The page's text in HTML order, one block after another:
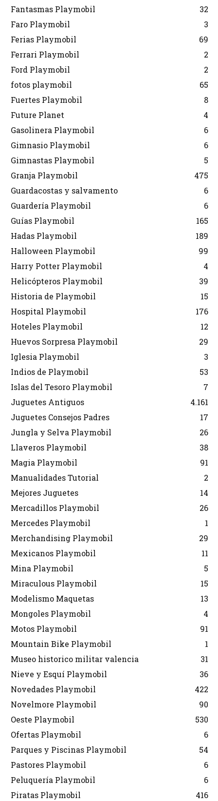
Fantasmas Playmobil
32
Faro Playmobil
3
Ferias Playmobil
69
Ferrari Playmobil
2
Ford Playmobil
2
fotos playmobil
65
Fuertes Playmobil
8
Future Planet
4
Gasolinera Playmobil
6
Gimnasio Playmobil
6
Gimnastas Playmobil
5
Granja Playmobil
475
Guardacostas y salvamento
6
Guardería Playmobil
6
Guías Playmobil
165
Hadas Playmobil
189
Halloween Playmobil
99
Harry Potter Playmobil
4
Helicópteros Playmobil
39
Historia de Playmobil
15
Hospital Playmobil
176
Hoteles Playmobil
12
Huevos Sorpresa Playmobil
29
Iglesia Playmobil
3
Indios de Playmobil
53
Islas del Tesoro Playmobil
7
Juguetes Antiguos
4.161
Juguetes Consejos Padres
17
Jungla y Selva Playmobil
26
Llaveros Playmobil
38
Magia Playmobil
91
Manualidades Tutorial
2
Mejores Juguetes
14
Mercadillos Playmobil
26
Mercedes Playmobil
1
Merchandising Playmobil
29
Mexicanos Playmobil
11
Mina Playmobil
5
Miraculous Playmobil
15
Modelismo Maquetas
13
Mongoles Playmobil
4
Motos Playmobil
91
Mountain Bike Playmobil
1
Museo historico militar valencia
31
Nieve y Esquí Playmobil
36
Novedades Playmobil
422
Novelmore Playmobil
90
Oeste Playmobil
530
Ofertas Playmobil
6
Parques y Piscinas Playmobil
54
Pastores Playmobil
6
Peluquería Playmobil
6
Piratas Playmobil
416